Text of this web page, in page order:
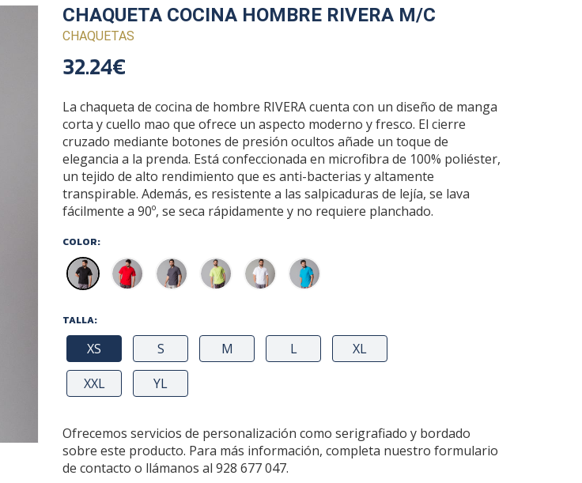
CHAQUETA COCINA HOMBRE RIVERA M/C
CHAQUETAS
32.24€
La chaqueta de cocina de hombre RIVERA cuenta con un diseño de manga
corta y cuello mao que ofrece un aspecto moderno y fresco. El cierre
cruzado mediante botones de presión ocultos añade un toque de
elegancia a la prenda. Está confeccionada en microfibra de 100% poliéster,
un tejido de alto rendimiento que es anti-bacterias y altamente
transpirable. Además, es resistente a las salpicaduras de lejía, se lava
fácilmente a 90º, se seca rápidamente y no requiere planchado.
COLOR:
TALLA:
XS S M L
XL
XXL
YL
Ofrecemos servicios de personalización como serigrafiado y bordado
sobre este producto. Para más información, completa nuestro formulario
de contacto o llámanos al 928 677 047.